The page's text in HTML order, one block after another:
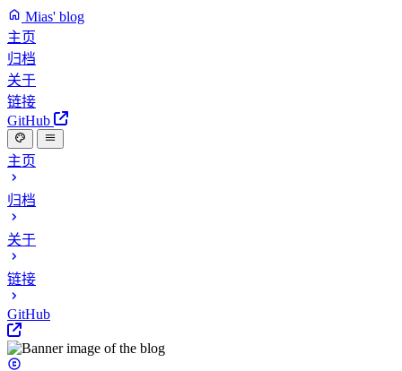
Mias' blog
主页
归档
关于
链接
GitHub
主页
归档
关于
链接
GitHub